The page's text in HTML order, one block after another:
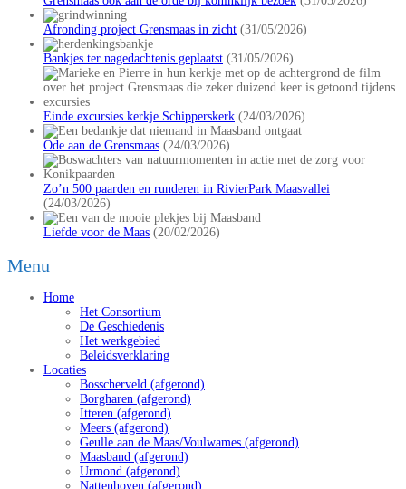
Afronding project Grensmaas in zicht (31/05/2026)
Bankjes ter nagedachtenis geplaatst (31/05/2026)
Einde excursies kerkje Schipperskerk (24/03/2026)
Ode aan de Grensmaas (24/03/2026)
Zo’n 500 paarden en runderen in RivierPark Maasvallei
(24/03/2026)
Liefde voor de Maas (20/02/2026)
Menu
Home
Het Consortium
De Geschiedenis
Het werkgebied
Beleidsverklaring
Locaties
Bosscherveld (afgerond)
Borgharen (afgerond)
Itteren (afgerond)
Meers (afgerond)
Geulle aan de Maas/Voulwames (afgerond)
Maasband (afgerond)
Urmond (afgerond)
Nattenhoven (afgerond)